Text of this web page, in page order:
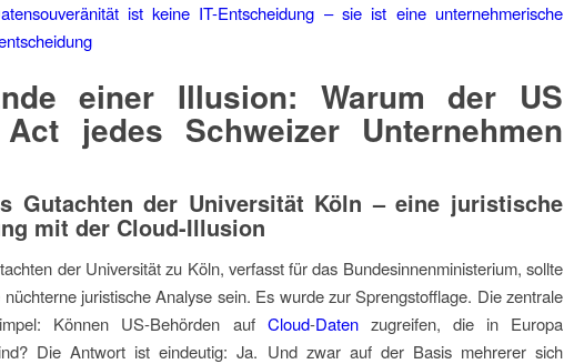
ist keine IT-Entscheidung – sie ist eine unternehmerische
einer Illusion: Warum der US
jedes Schweizer Unternehmen
Gutachten der Universität Köln – eine juristische
mit der Cloud-Illusion
der Universität zu Köln, verfasst für das Bundesinnenministerium, sollte
juristische Analyse sein. Es wurde zur Sprengstofflage. Die zentrale
Können US-Behörden auf Cloud-Datenzugreifen, die in Europa
Die Antwort ist eindeutig: Ja. Und zwar auf der Basis mehrerer sich